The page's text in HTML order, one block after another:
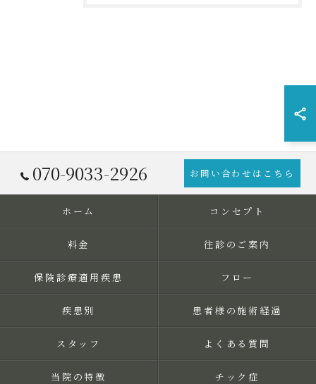
070-9033-2926 お問い合わせはこちら
ホーム コンセプト
料金 往診のご案内
保険診療適用疾患 フロー
疾患別 患者様の施術経過
スタッフ よくある質問
当院の特徴 チック症